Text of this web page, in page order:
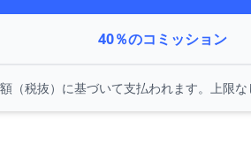
40％のコミッション
（税抜）に基づいて支払われます。上限な